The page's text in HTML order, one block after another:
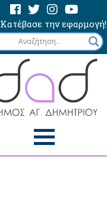
Κατέβασε την εφαρμογή!